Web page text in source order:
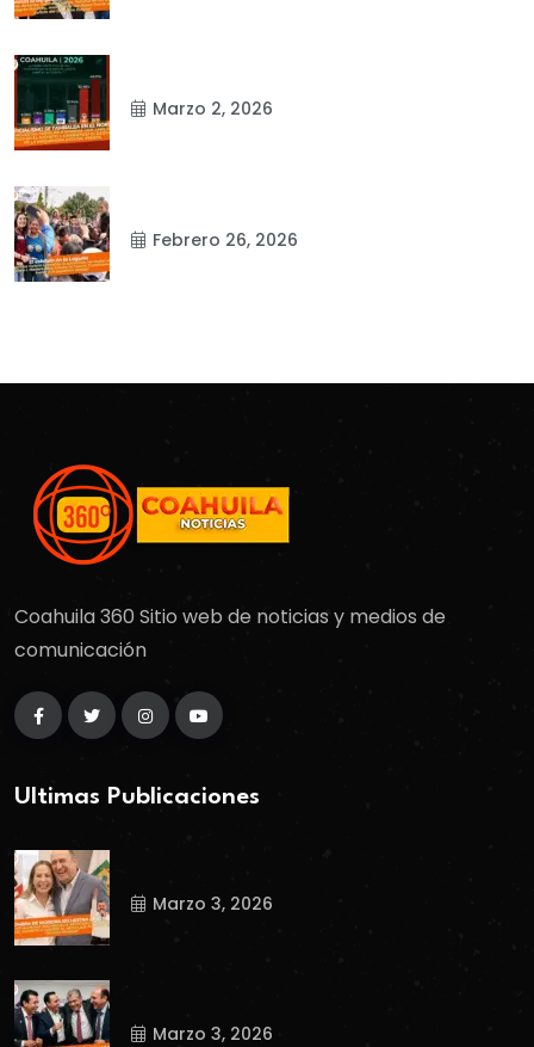
Marzo 2, 2026
Febrero 26, 2026
Coahuila 360 Sitio web de noticias y medios de
comunicación
Ultimas Publicaciones
Marzo 3, 2026
Marzo 3, 2026